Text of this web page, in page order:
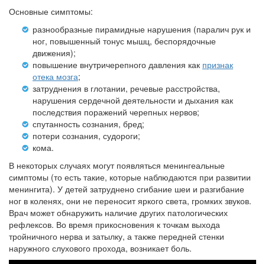
Основные симптомы:
разнообразные пирамидные нарушения (паралич рук и
ног, повышенный тонус мышц, беспорядочные
движения);
повышение внутричерепного давления как признак
отека мозга;
затруднения в глотании, речевые расстройства,
нарушения сердечной деятельности и дыхания как
последствия поражений черепных нервов;
спутанность сознания, бред;
потери сознания, судороги;
кома.
В некоторых случаях могут появляться менингеальные
симптомы (то есть такие, которые наблюдаются при развитии
менингита). У детей затруднено сгибание шеи и разгибание
ног в коленях, они не переносит яркого света, громких звуков.
Врач может обнаружить наличие других патологических
рефлексов. Во время прикосновения к точкам выхода
тройничного нерва и затылку, а также передней стенки
наружного слухового прохода, возникает боль.